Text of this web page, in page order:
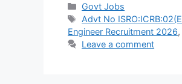
Categories
Govt Jobs
Tags
Advt No
Engineer Recruitment 2026,
Leave a comment